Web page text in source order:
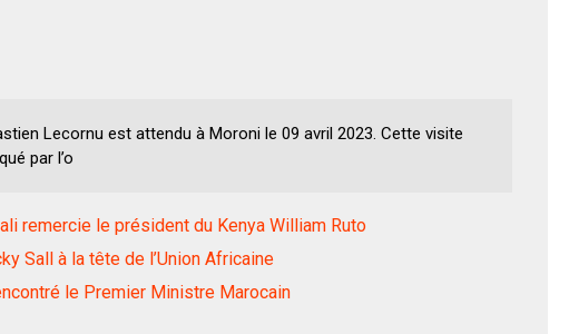
Lecornu est attendu à Moroni le 09 avril 2023. Cette visite
par l’o
remercie le président du Kenya William Ruto
Sall à la tête de l’Union Africaine
le Premier Ministre Marocain